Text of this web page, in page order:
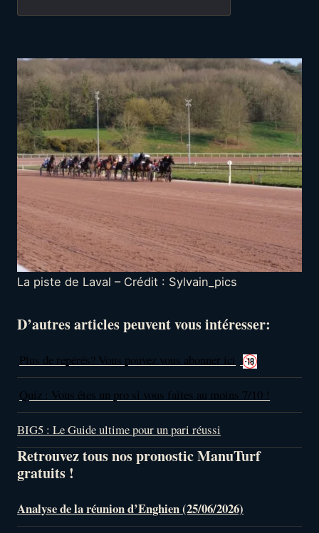
La piste de Laval – Crédit : Sylvain_pics
D’autres articles peuvent vous intéresser:
Plus de repérés? Vous pouvez vous abonner ici
Quiz : Vous êtes un pro si vous faites au moins 7/10 !
BIG5 : Le Guide ultime pour un pari réussi
Retrouvez tous nos pronostic ManuTurf
gratuits !
Analyse de la réunion d’Enghien (25/06/2026)